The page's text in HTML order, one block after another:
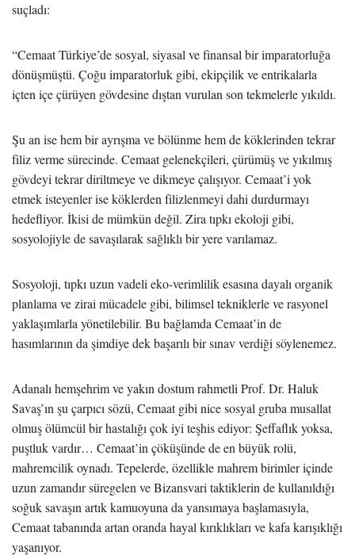
suçladı:
“Cemaat Türkiye’de sosyal, siyasal ve finansal bir imparatorluğa
dönüşmüştü. Çoğu imparatorluk gibi, ekipçilik ve entrikalarla
içten içe çürüyen gövdesine dıştan vurulan son tekmelerle yıkıldı.
Şu an ise hem bir ayrışma ve bölünme hem de köklerinden tekrar
filiz verme sürecinde. Cemaat gelenekçileri, çürümüş ve yıkılmış
gövdeyi tekrar diriltmeye ve dikmeye çalışıyor. Cemaat’i yok
etmek isteyenler ise köklerden filizlenmeyi dahi durdurmayı
hedefliyor. İkisi de mümkün değil. Zira tıpkı ekoloji gibi,
sosyolojiyle de savaşılarak sağlıklı bir yere varılamaz.
Sosyoloji, tıpkı uzun vadeli eko-verimlilik esasına dayalı organik
planlama ve zirai mücadele gibi, bilimsel tekniklerle ve rasyonel
yaklaşımlarla yönetilebilir. Bu bağlamda Cemaat’in de
hasımlarının da şimdiye dek başarılı bir sınav verdiği söylenemez.
Adanalı hemşehrim ve yakın dostum rahmetli Prof. Dr. Haluk
Savaş’ın şu çarpıcı sözü, Cemaat gibi nice sosyal gruba musallat
olmuş ölümcül bir hastalığı çok iyi teşhis ediyor: Şeffaflık yoksa,
puştluk vardır… Cemaat’in çöküşünde de en büyük rolü,
mahremcilik oynadı. Tepelerde, özellikle mahrem birimler içinde
uzun zamandır süregelen ve Bizansvari taktiklerin de kullanıldığı
soğuk savaşın artık kamuoyuna da yansımaya başlamasıyla,
Cemaat tabanında artan oranda hayal kırıklıkları ve kafa karışıklığı
yaşanıyor.